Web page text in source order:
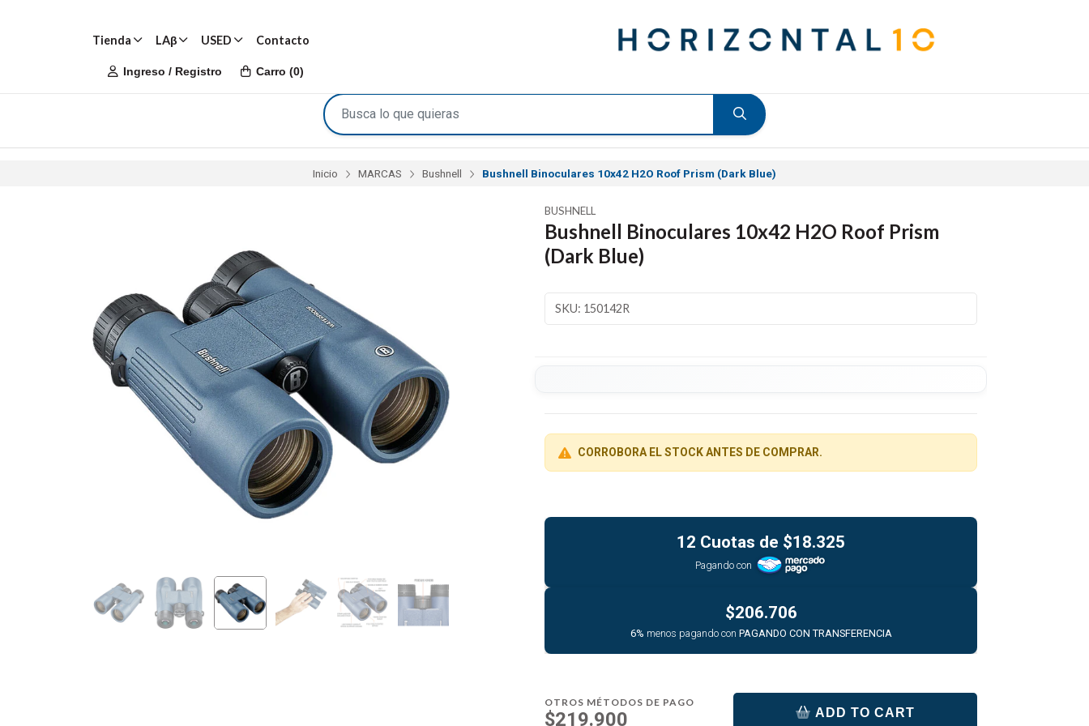
Tienda LAβ USED Contacto
Ingreso / Registro Carro (0)
Inicio MARCAS Bushnell Bushnell Binoculares 10x42 H2O Roof Prism (Dark Blue)
BUSHNELL
Bushnell Binoculares 10x42 H2O Roof Prism
(Dark Blue)
SKU: 150142R
CORROBORA EL STOCK ANTES DE COMPRAR.
12 Cuotas de $18.325
Pagando con
$206.706
6% menos pagando con PAGANDO CON TRANSFERENCIA
OTROS MÉTODOS DE PAGO
$219.900 ADD TO CART